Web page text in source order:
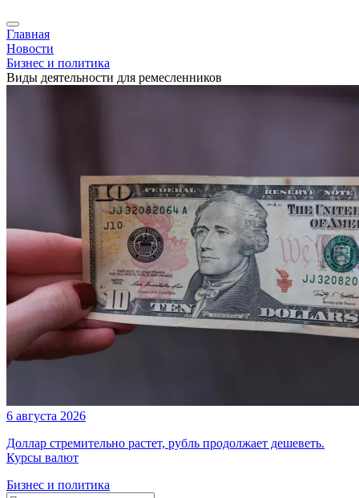
Главная
Новости
Бизнес и политика
Виды деятельности для ремесленников
6 августа 2026
Доллар стремительно растет, рубль продолжает дешеветь.
Курсы валют
Бизнес и политика